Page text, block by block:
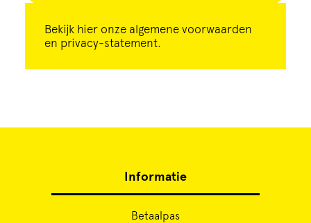
Bekijk hier onze algemene voorwaarden
en privacy-statement.
Informatie
Betaalpas